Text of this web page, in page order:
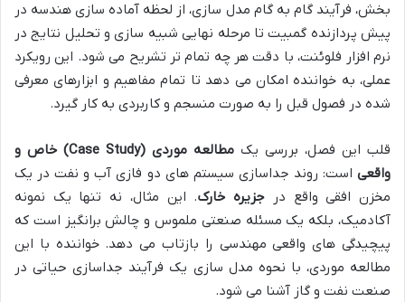
بخش، فرآیند گام به گام مدل سازی، از لحظه آماده سازی هندسه در
پیش پردازنده گمبیت تا مرحله نهایی شبیه سازی و تحلیل نتایج در
نرم افزار فلوئنت، با دقت هر چه تمام تر تشریح می شود. این رویکرد
عملی، به خواننده امکان می دهد تا تمام مفاهیم و ابزارهای معرفی
شده در فصول قبل را به صورت منسجم و کاربردی به کار گیرد.
قلب این فصل، بررسی یک
مطالعه موردی (Case Study) خاص و
واقعی است: روند جداسازی سیستم های دو فازی آب و نفت در یک
مخزن افقی واقع در جزیره خارک. این مثال، نه تنها یک نمونه
آکادمیک، بلکه یک مسئله صنعتی ملموس و چالش برانگیز است که
پیچیدگی های واقعی مهندسی را بازتاب می دهد. خواننده با این
مطالعه موردی، با نحوه مدل سازی یک فرآیند جداسازی حیاتی در
صنعت نفت و گاز آشنا می شود.